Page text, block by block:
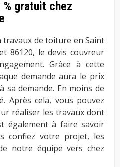
gratuit chez
de toiture en Saint
86120, le devis couvreur
Grâce à cette
demande aura le prix
sa demande. En moins de
Après cela, vous pouvez
réaliser les travaux dont
également à faire savoir
confiez votre projet, les
notre équipe vers chez